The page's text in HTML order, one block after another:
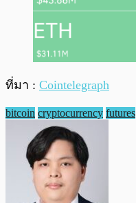
ที่มา : Cointelegraph
bitcoin cryptocurrency futures